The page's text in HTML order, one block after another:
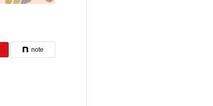
note